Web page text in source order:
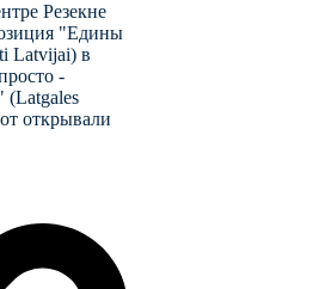
Резекне
"Едины
Latvijai) в
-
(Latgales
открывали